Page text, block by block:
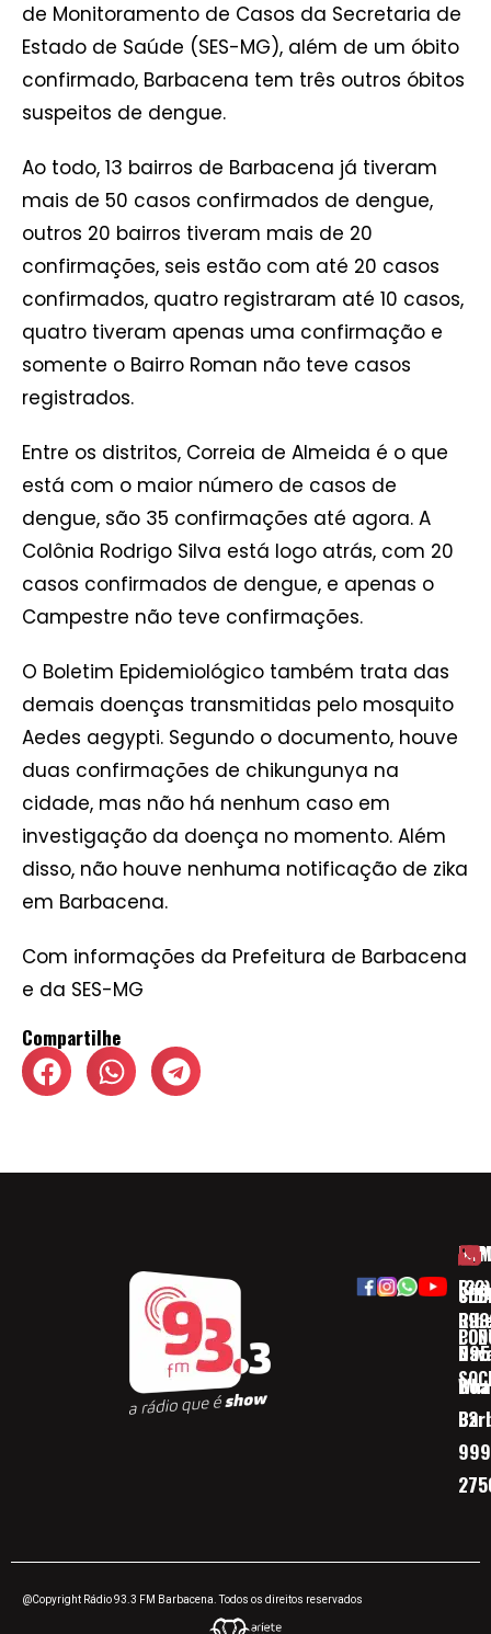
de Monitoramento de Casos da Secretaria de
Estado de Saúde (SES-MG), além de um óbito
confirmado, Barbacena tem três outros óbitos
suspeitos de dengue.
Ao todo, 13 bairros de Barbacena já tiveram
mais de 50 casos confirmados de dengue,
outros 20 bairros tiveram mais de 20
confirmações, seis estão com até 20 casos
confirmados, quatro registraram até 10 casos,
quatro tiveram apenas uma confirmação e
somente o Bairro Roman não teve casos
registrados.
Entre os distritos, Correia de Almeida é o que
está com o maior número de casos de
dengue, são 35 confirmações até agora. A
Colônia Rodrigo Silva está logo atrás, com 20
casos confirmados de dengue, e apenas o
Campestre não teve confirmações.
O Boletim Epidemiológico também trata das
demais doenças transmitidas pelo mosquito
Aedes aegypti. Segundo o documento, houve
duas confirmações de chikungunya na
cidade, mas não há nenhum caso em
investigação da doença no momento. Além
disso, não houve nenhuma notificação de zika
em Barbacena.
Com informações da Prefeitura de Barbacena
e da SES-MG
Compartilhe
(32)
32
@Copyright Rádio 93.3 FM Barbacena. Todos os direitos reservados